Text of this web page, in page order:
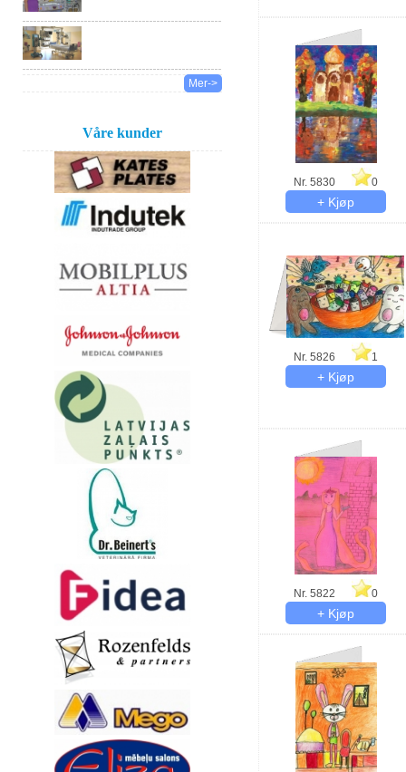
Mer->
Våre kunder
Nr. 5830 0
Nr. 5826 1
Nr. 5822 0